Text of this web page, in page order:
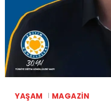
YAŞAM MAGAZIN